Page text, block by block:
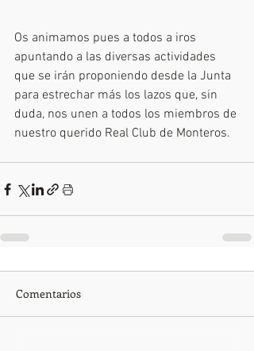
Os animamos pues a todos a iros
apuntando a las diversas actividades
que se irán proponiendo desde la Junta
para estrechar más los lazos que, sin
duda, nos unen a todos los miembros de
nuestro querido Real Club de Monteros.
Comentarios